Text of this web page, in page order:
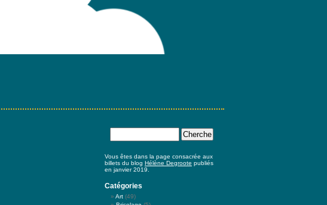
Vous êtes dans la page consacrée aux
billets du blog Hélène Degroote publiés
en janvier 2019.
Catégories
Art (49)